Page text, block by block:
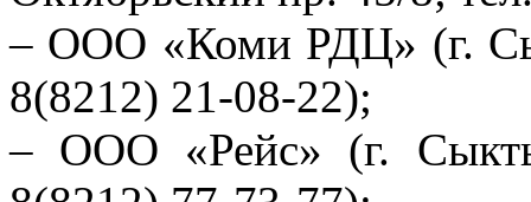
– ООО «Коми РДЦ» (г.
8(8212) 21-08-22);
– ООО «Рейс» (г.